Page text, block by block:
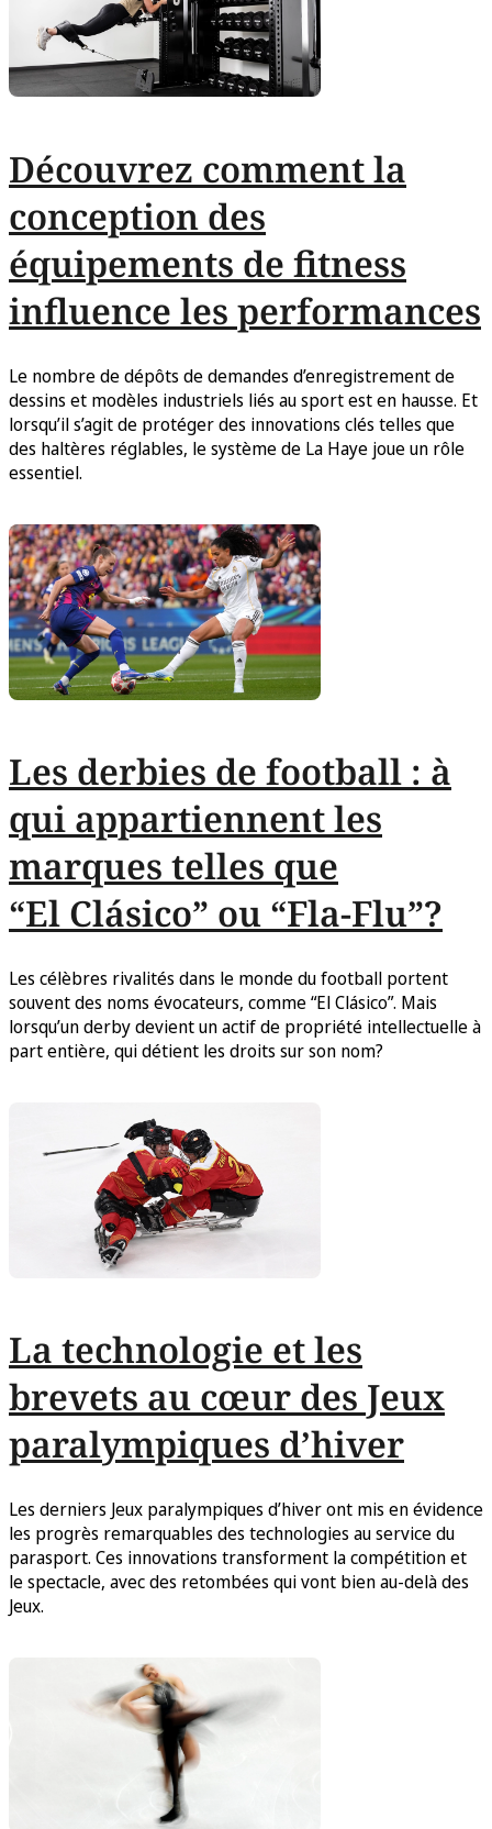
Découvrez comment la
conception des
équipements de fitness
influence les performances
Le nombre de dépôts de demandes d’enregistrement de
dessins et modèles industriels liés au sport est en hausse. Et
lorsqu’il s’agit de protéger des innovations clés telles que
des haltères réglables, le système de La Haye joue un rôle
essentiel.
Les derbies de football : à
qui appartiennent les
marques telles que
“El Clásico” ou “Fla-Flu”?
Les célèbres rivalités dans le monde du football portent
souvent des noms évocateurs, comme “El Clásico”. Mais
lorsqu’un derby devient un actif de propriété intellectuelle à
part entière, qui détient les droits sur son nom?
La technologie et les
brevets au cœur des Jeux
paralympiques d’hiver
Les derniers Jeux paralympiques d’hiver ont mis en évidence
les progrès remarquables des technologies au service du
parasport. Ces innovations transforment la compétition et
le spectacle, avec des retombées qui vont bien au-delà des
Jeux.